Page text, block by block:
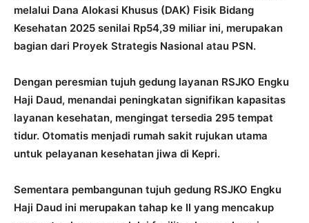
melalui Dana Alokasi Khusus (DAK) Fisik Bidang
Kesehatan 2025 senilai Rp54,39 miliar ini, merupakan
bagian dari Proyek Strategis Nasional atau PSN.
Dengan peresmian tujuh gedung layanan RSJKO Engku
Haji Daud, menandai peningkatan signifikan kapasitas
layanan kesehatan, mengingat tersedia 295 tempat
tidur. Otomatis menjadi rumah sakit rujukan utama
untuk pelayanan kesehatan jiwa di Kepri.
Sementara pembangunan tujuh gedung RSJKO Engku
Haji Daud ini merupakan tahap ke II yang mencakup